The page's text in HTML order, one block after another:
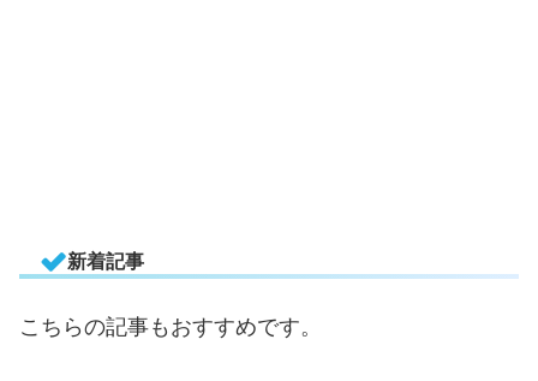
新着記事
こちらの記事もおすすめです。